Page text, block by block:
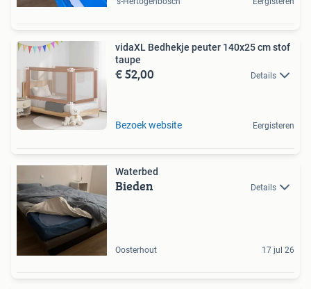
vidaXL Bedhekje peuter 140x25 cm stof
taupe
€ 52,00 Details
Bezoek website Eergisteren
Waterbed
Bieden Details
Oosterhout 17 jul 26